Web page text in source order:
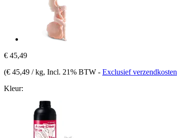
€ 45,49
(€ 45,49 / kg, Incl. 21% BTW - Exclusief verzendkosten
Kleur: